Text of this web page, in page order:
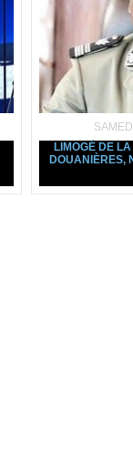
LIMOGÉ DE
DOUANIÈRES,